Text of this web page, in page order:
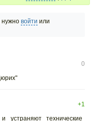
нужно войти или
0
+1
устраняют технические